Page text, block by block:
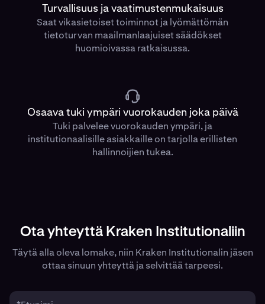
Turvallisuus ja vaatimustenmukaisuus
Saat vikasietoiset toiminnot ja lyömättömän
tietoturvan maailmanlaajuiset säädökset
huomioivassa ratkaisussa.
Osaava tuki ympäri vuorokauden joka päivä
Tuki palvelee vuorokauden ympäri, ja
institutionaalisille asiakkaille on tarjolla erillisten
hallinnoijien tukea.
Ota yhteyttä Kraken Institutionaliin
Täytä alla oleva lomake, niin Kraken Institutionalin jäsen
ottaa sinuun yhteyttä ja selvittää tarpeesi.